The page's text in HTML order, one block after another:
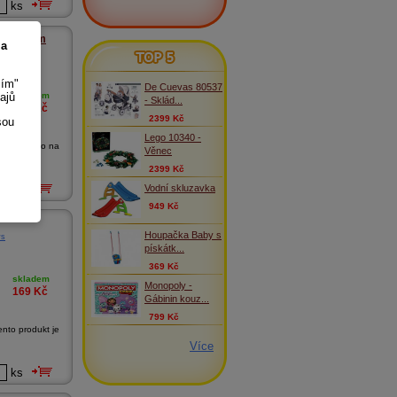
ks
zvukem
skladem
Kč
cmAuto na
skladem
169 Kč
produkt je
ks
TOP 5
De Cuevas 80537
- Sklád...
2399 Kč
Lego 10340 -
Věnec
2399 Kč
Vodní skluzavka
949 Kč
Houpačka Baby s
pískátk...
369 Kč
Monopoly -
Gábinin kouz...
799 Kč
Více